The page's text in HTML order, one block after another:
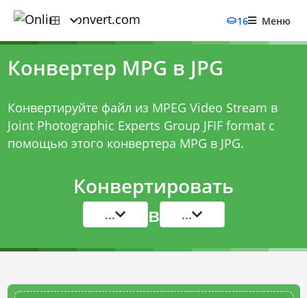
16 Меню
Конвертер MPG в JPG
Конвертируйте файл из MPEG Video Stream в
Joint Photographic Experts Group JFIF format с
помощью этого конвертера MPG в JPG.
Конвертировать
... в ...